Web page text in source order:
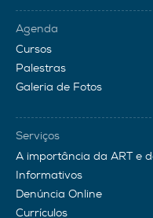
Agenda
Cursos
Palestras
Galeria de Fotos
Serviços
A importância da ART e
Informativos
Denúncia Online
Currículos